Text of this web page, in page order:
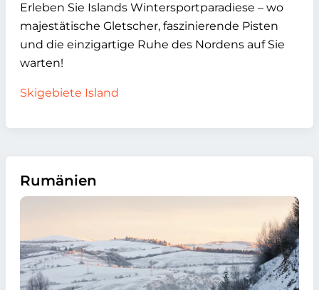
Erleben Sie Islands Wintersportparadiese – wo
majestätische Gletscher, faszinierende Pisten
und die einzigartige Ruhe des Nordens auf Sie
warten!
Skigebiete Island
Rumänien